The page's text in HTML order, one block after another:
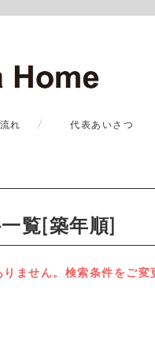
れ 代表あいさつ
覧[築年順]
りません。検索条件をご変